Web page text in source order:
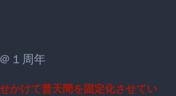
１周年
かけて普天間を固定化させてい